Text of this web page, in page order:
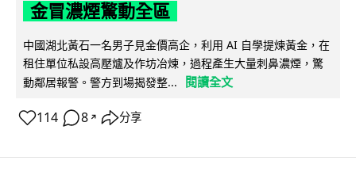
金冒濃煙驚動全區
中國湖北黃石一名男子見金價高企，利用 AI 自學提煉黃金，在
租住單位私設高壓爐及作坊冶煉，過程產生大量刺鼻濃煙，驚
動鄰居報警。警方到場揭發整...
閱讀全文
114 8 ↗ 分享